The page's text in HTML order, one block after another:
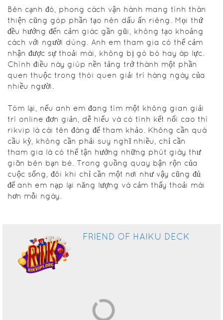
anh em chỉ
muốn giải trí
nhanh trong
lúc rảnh rỗi,
có người lại
thích ngồi
lâu để trải
nghiệm sâu
hơn. Mỗi lựa
chọn đều
mang lại
một cảm
giác riêng,
giúp người
tham gia
không bị
nhàm chán.
Nhờ vậy,
rikvip tạo
tính giải trí
và sự thoải
mái, phù
hợp với
Bên cạnh đó, phong cách vận hành mang tính thân
thiện cũng góp phần tạo nên dấu ấn riêng. Mọi thứ
đều hướng đến cảm giác gần gũi, không tạo khoảng
cách với người dùng. Anh em tham gia có thể cảm
nhận được sự thoải mái, không bị gò bó hay áp lực.
Chính điều này giúp nền tảng trở thành một phần
quen thuộc trong thói quen giải trí hàng ngày của
nhiều người.
Tóm lại, nếu anh em đang tìm một không gian giải
trí online đơn giản, dễ hiểu và có tính kết nối cao thì
rikvip là cái tên đáng để tham khảo. Không cần quá
cầu kỳ, không cần phải suy nghĩ nhiều, chỉ cần
tham gia là có thể tận hưởng những phút giây thư
giãn bên bạn bè. Trong guồng quay bận rộn của
cuộc sống, đôi khi chỉ cần một nơi như vậy cũng đủ
để anh em nạp lại năng lượng và cảm thấy thoải mái
hơn mỗi ngày.
FRIEND OF HAIKU DECK